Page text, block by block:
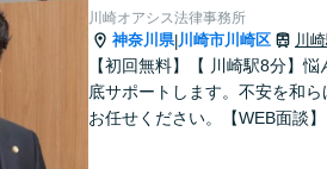
川崎オアシス法律事務所
神奈川県|川崎市川崎区 川
【初回無料】【 川崎駅8分】
底サポートします。不安を和
お任せください。【WEB面談】